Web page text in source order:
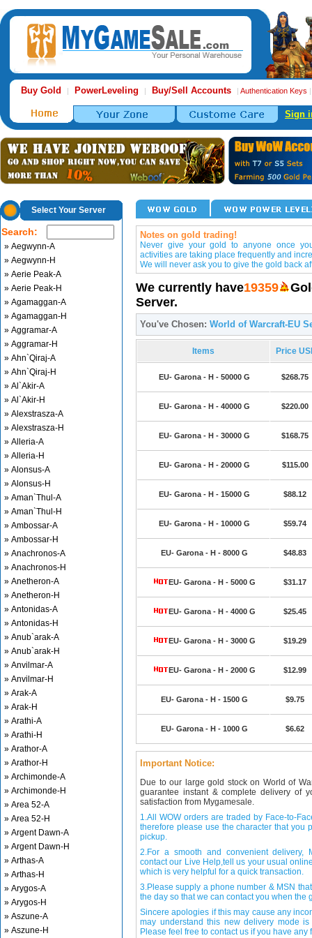
Buy Gold | PowerLeveling | Buy/Sell Accounts | Authentication Keys
Sign
Select Your Server
Search:
» Aegwynn-A
» Aegwynn-H
» Aerie Peak-A
» Aerie Peak-H
» Agamaggan-A
» Agamaggan-H
» Aggramar-A
» Aggramar-H
» Ahn`Qiraj-A
» Ahn`Qiraj-H
» Al`Akir-A
» Al`Akir-H
» Alexstrasza-A
» Alexstrasza-H
» Alleria-A
» Alleria-H
» Alonsus-A
» Alonsus-H
» Aman`Thul-A
» Aman`Thul-H
» Ambossar-A
» Ambossar-H
» Anachronos-A
» Anachronos-H
» Anetheron-A
» Anetheron-H
» Antonidas-A
» Antonidas-H
» Anub`arak-A
» Anub`arak-H
» Anvilmar-A
» Anvilmar-H
» Arak-A
» Arak-H
» Arathi-A
» Arathi-H
» Arathor-A
» Arathor-H
» Archimonde-A
» Archimonde-H
» Area 52-A
» Area 52-H
» Argent Dawn-A
» Argent Dawn-H
» Arthas-A
» Arthas-H
» Arygos-A
» Arygos-H
» Aszune-A
» Aszune-H
Notes on gold trading!
Never give your gold to anyone once
activities are taking place frequently and
We will never ask you to give the gold back
We currently have19359
Server.
You've Chosen: World of Warcraft-EU
Items Price
EU- Garona - H - 50000 G $268.75
EU- Garona - H - 40000 G $220.00
EU- Garona - H - 30000 G $168.75
EU- Garona - H - 20000 G $115.00
EU- Garona - H - 15000 G $88.12
EU- Garona - H - 10000 G $59.74
EU- Garona - H - 8000 G $48.83
EU- Garona - H - 5000 G $31.17
EU- Garona - H - 4000 G $25.45
EU- Garona - H - 3000 G $19.29
EU- Garona - H - 2000 G $12.99
EU- Garona - H - 1500 G $9.75
EU- Garona - H - 1000 G $6.62
Important Notice:
Due to our large gold stock on World of
guarantee instant & complete delivery of
satisfaction from Mygamesale.
1.All WOW orders are traded by Face-to-
therefore please use the character that you
pickup.
2.For a smooth and convenient delivery,
contact our Live Help,tell us your usual
which is very helpful for a quick transaction.
3.Please supply a phone number & MSN
the day so that we can contact you when the
Sincere apologies if this may cause any
may understand this new delivery mode
Please feel free to contact us if you have any